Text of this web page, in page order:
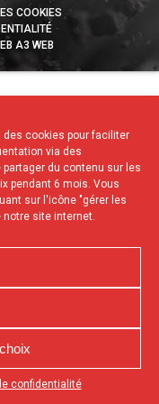
cookies pour faciliter
via des
du contenu sur les
pendant 6 mois. Vous
sur l'icône "gérer les
notre site internet.
confidentialité
COOKIES
A3 WEB